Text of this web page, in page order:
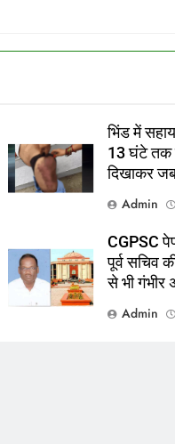
भिंड में
13 घंटे तक
दिखाकर
Admin
CGPSC
पूर्व सचिव
से भी गंभीर
Admin